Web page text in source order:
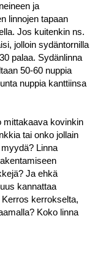
ja
linnojen tapaan
Jos kuitenkin ns.
jolloin sydäntornilla
palaa. Sydänlinna
50-60 nuppia
nuppia kanttiinsa
mittakaava kovinkin
tai onko jollain
Linna
Ja ehkä
kannattaa
kerrokselta,
Koko linna